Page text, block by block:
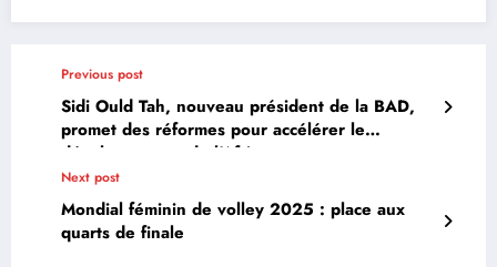
Previous post
Sidi Ould Tah, nouveau président de la BAD,
promet des réformes pour accélérer le
développement de l’Afrique
Next post
Mondial féminin de volley 2025 : place aux
quarts de finale